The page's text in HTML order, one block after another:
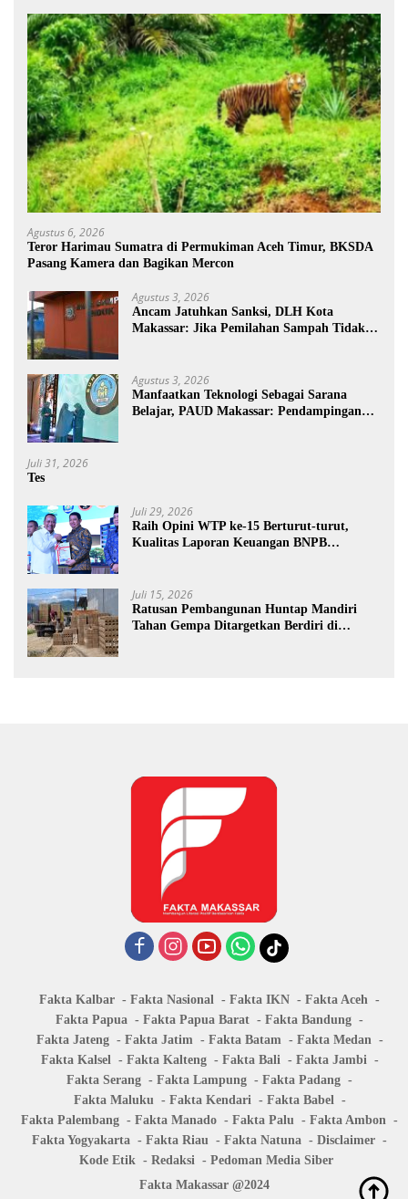
Agustus 6, 2026
Teror Harimau Sumatra di Permukiman Aceh Timur, BKSDA
Pasang Kamera dan Bagikan Mercon
Agustus 3, 2026
Ancam Jatuhkan Sanksi, DLH Kota
Makassar: Jika Pemilahan Sampah Tidak
Agustus 3, 2026
Manfaatkan Teknologi Sebagai Sarana
Belajar, PAUD Makassar: Pendampingan
Juli 31, 2026
Tes
Juli 29, 2026
Raih Opini WTP ke-15 Berturut-turut,
Kualitas Laporan Keuangan BNPB
Juli 15, 2026
Ratusan Pembangunan Huntap Mandiri
Tahan Gempa Ditargetkan Berdiri di
Fakta Kalbar Fakta Nasional Fakta IKN
Fakta Aceh
Fakta Papua
Fakta Papua Barat
Fakta Bandung
Fakta Jateng
Fakta Jatim Fakta Batam
Fakta Medan
Fakta Kalsel
Fakta Kalteng Fakta Bali
Fakta Jambi
Fakta Serang
Fakta Lampung
Fakta Padang
Fakta Maluku
Fakta Kendari
Fakta Babel
Fakta Palembang
Fakta Manado Fakta Palu
Fakta Ambon
Fakta Yogyakarta
Fakta Riau Fakta Natuna
Disclaimer
Kode Etik
Redaksi
Pedoman Media Siber
Fakta Makassar @2024